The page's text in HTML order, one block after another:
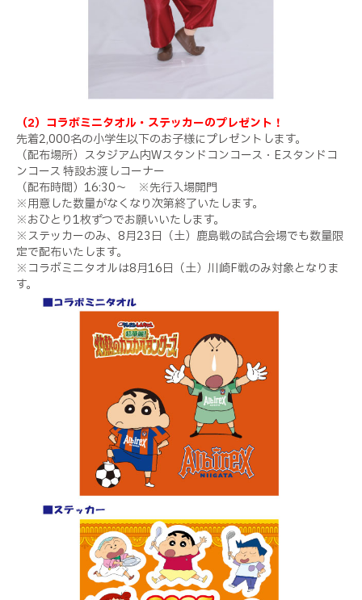
（2）コラボミニタオル・ステッカーのプレゼント！
先着2,000名の小学生以下のお子様にプレゼントします。
（配布場所）スタジアム内Wスタンドコンコース・ Eスタンドコ
ンコース 特設お渡しコーナー
（配布時間） 16:30～ ※先行入場開門
※用意した数量がなくなり次第終了いたします。
※おひとり1枚ずつでお願いいたします。
※ステッカーのみ、 8月23日（土）鹿島戦の試合会場でも数量限
定で配布いたします。
※コラボミニタオルは8月16日（土）川崎F戦のみ対象となりま
す。